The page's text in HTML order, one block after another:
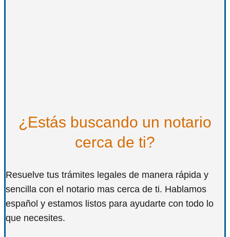
¿Estás buscando un notario
cerca de ti?
Resuelve tus trámites legales de manera rápida y
sencilla con el notario mas cerca de ti. Hablamos
español y estamos listos para ayudarte con todo lo
que necesites.